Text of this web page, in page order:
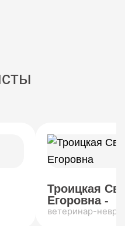
Троицкая
Егоровна -
ветеринар-